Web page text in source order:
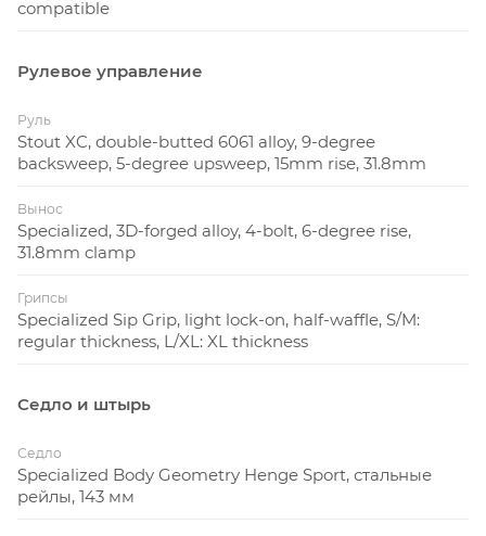
Каретка
ширина 100 мм, 28T, BCD
76 мм
Трещотка / Кассета
Цепь
звено MissingLink
КОЛЕСА
Размер
колес
26
compatible
Рулевое управление
Руль
Stout XC, double-butted 6061 alloy, 9-degree
backsweep, 5-degree upsweep, 15mm rise, 31.8mm
Вынос
Specialized, 3D-forged alloy, 4-bolt, 6-degree rise,
31.8mm clamp
Грипсы
Specialized Sip Grip, light lock-on, half-waffle, S/M:
regular thickness, L/XL: XL thickness
Седло и штырь
Седло
Specialized Body Geometry Henge Sport, стальные
рейлы, 143 мм